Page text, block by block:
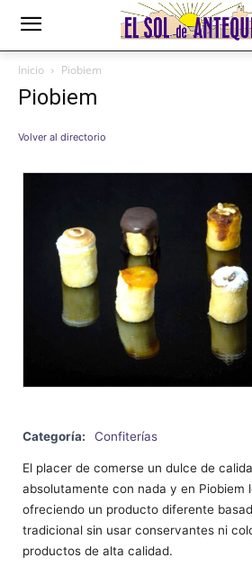
Inicio Piobiem
Piobiem
Volver al directorio
Categoría: Confiterías
El placer de comerse un dulce de
absolutamente con nada y en Piobiem
ofreciendo un producto diferente
tradicional sin usar conservantes ni
productos de alta calidad.